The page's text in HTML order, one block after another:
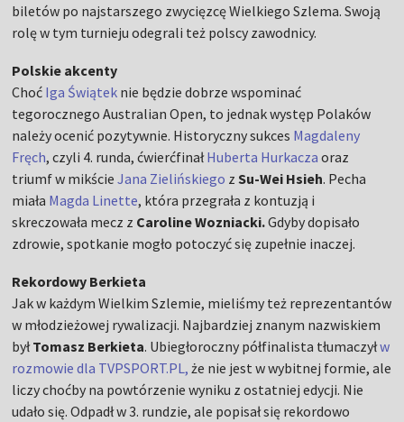
biletów po najstarszego zwycięzcę Wielkiego Szlema. Swoją
rolę w tym turnieju odegrali też polscy zawodnicy.
Polskie akcenty
Choć Iga Świątek nie będzie dobrze wspominać
tegorocznego Australian Open, to jednak występ Polaków
należy ocenić pozytywnie. Historyczny sukces Magdaleny
Fręch, czyli 4. runda, ćwierćfinałHuberta Hurkaczaoraz
triumf w mikścieJana Zielińskiego zSu-Wei Hsieh. Pecha
miała Magda Linette, która przegrała z kontuzją i
skreczowała mecz z Caroline Wozniacki.Gdyby dopisało
zdrowie, spotkanie mogło potoczyć się zupełnie inaczej.
Rekordowy Berkieta
Jak w każdym Wielkim Szlemie, mieliśmy też reprezentantów
w młodzieżowej rywalizacji. Najbardziej znanym nazwiskiem
byłTomasz Berkieta. Ubiegłoroczny półfinalista tłumaczyłw
rozmowie dla TVPSPORT.PL, że nie jest w wybitnej formie, ale
liczy choćby na powtórzenie wyniku z ostatniej edycji. Nie
udało się. Odpadł w 3. rundzie, ale popisał się rekordowo